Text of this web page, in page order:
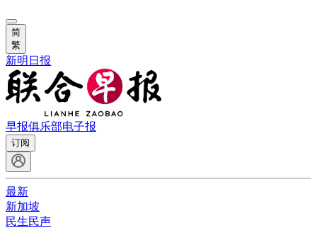
简
繁
新明日报
早报俱乐部电子报
订阅
最新
新加坡
民生民声